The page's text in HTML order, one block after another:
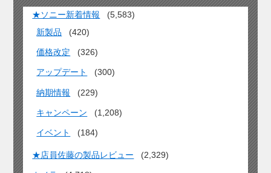
★ソニー新着情報
(5,583)
新製品
(420)
価格改定 (326)
アップデート (300)
納期情報 (229)
キャンペーン (1,208)
イベント (184)
★店員佐藤の製品レビュー (2,329)